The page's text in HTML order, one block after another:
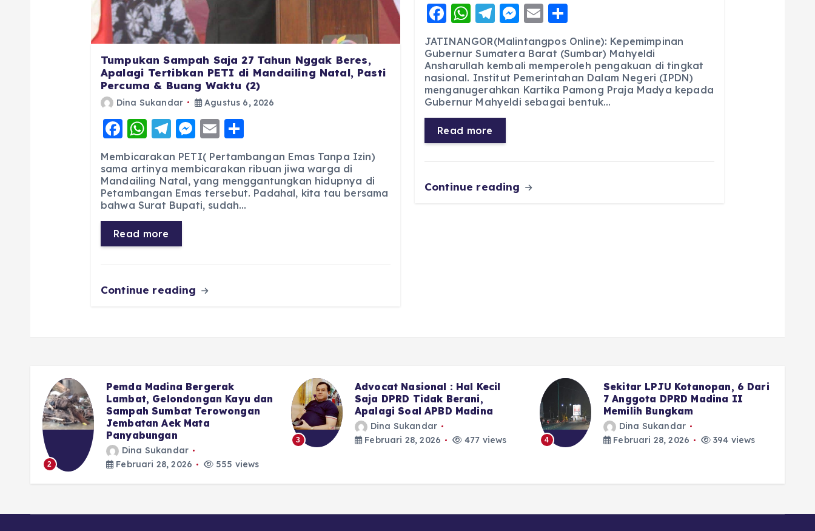
Tumpukan Sampah Saja 27 Tahun Nggak Beres,
Apalagi Tertibkan PETI di Mandailing Natal, Pasti
Percuma & Buang Waktu (2)
Dina Sukandar Agustus 6, 2026
F
a
c
e
b
o
o
k
W
h
a
ts
A
p
p
T
el
e
g
r
a
m
M
e
ss
e
n
E
m
ai
l
h
a
re
Membicarakan PETI( Pertambangan Emas Tanpa Izin)
sama artinya membicarakan ribuan jiwa warga di
Mandailing Natal, yang menggantungkan hidupnya di
Petambangan Emas tersebut. Padahal, kita tau bersama
bahwa Surat Bupati, sudah…
Read more
Continue reading
F
a
c
e
b
o
o
k
W
h
a
ts
A
p
p
T
el
e
g
r
a
M
e
ss
e
n
g
E
ai
l
h
a
re
JATINANGOR(Malintangpos Online): Kepemimpinan
Gubernur Sumatera Barat (Sumbar) Mahyeldi
Ansharullah kembali memperoleh pengakuan di tingkat
nasional. Institut Pemerintahan Dalam Negeri (IPDN)
menganugerahkan Kartika Pamong Praja Madya kepada
Gubernur Mahyeldi sebagai bentuk…
Read more
Continue reading
Advocat Nasional : Hal Kecil
Saja DPRD Tidak Berani,
Apalagi Soal APBD Madina
Dina Sukandar
Februari 28, 2026
4
Sekitar LPJU Kotanopan, 6 Dari
7 Anggota DPRD Madina II
Memilih Bungkam
Dina Sukandar
Februari 28, 2026
394 views 5
Wako Fadly Amran Siapkan
Reward Umrah bagi Pelajar
yang Istiqamah ke Masjid
Dina Sukandar
Februari 28, 2026
334 views